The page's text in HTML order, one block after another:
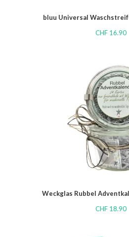
bluu Universal
CHF16.90
Weckglas Rubbel
CHF18.90